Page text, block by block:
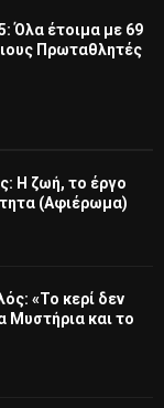
Όλα έτοιμα με 69
Πρωταθλητές
Η ζωή, το έργο
(Αφιέρωμα)
«Το κερί δεν
Μυστήρια και το